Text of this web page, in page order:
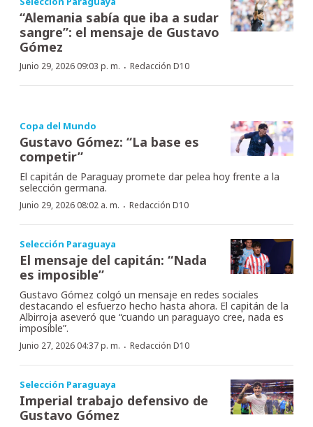
“Alemania sabía que iba a sudar
sangre”: el mensaje de Gustavo
Gómez
Junio 29, 2026 09:03 p. m. · Redacción D10
Copa del Mundo
Gustavo Gómez: “La base es
competir”
El capitán de Paraguay promete dar pelea hoy frente a la
selección germana.
Junio 29, 2026 08:02 a. m. · Redacción D10
Selección Paraguaya
El mensaje del capitán: “Nada
es imposible”
Gustavo Gómez colgó un mensaje en redes sociales
destacando el esfuerzo hecho hasta ahora. El capitán de la
Albirroja aseveró que “cuando un paraguayo cree, nada es
imposible”.
Junio 27, 2026 04:37 p. m. · Redacción D10
Selección Paraguaya
Imperial trabajo defensivo de
Gustavo Gómez